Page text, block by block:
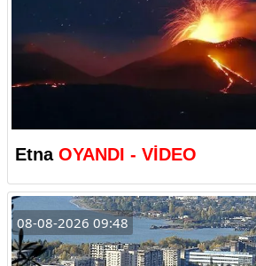
Etna OYANDI - VİDEO
08-08-2026 09:48